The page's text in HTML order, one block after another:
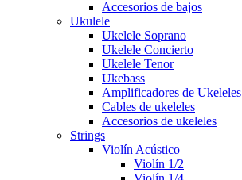
Accesorios de bajos
Ukulele
Ukelele Soprano
Ukelele Concierto
Ukelele Tenor
Ukebass
Amplificadores de Ukeleles
Cables de ukeleles
Accesorios de ukeleles
Strings
Violín Acústico
Violín 1/2